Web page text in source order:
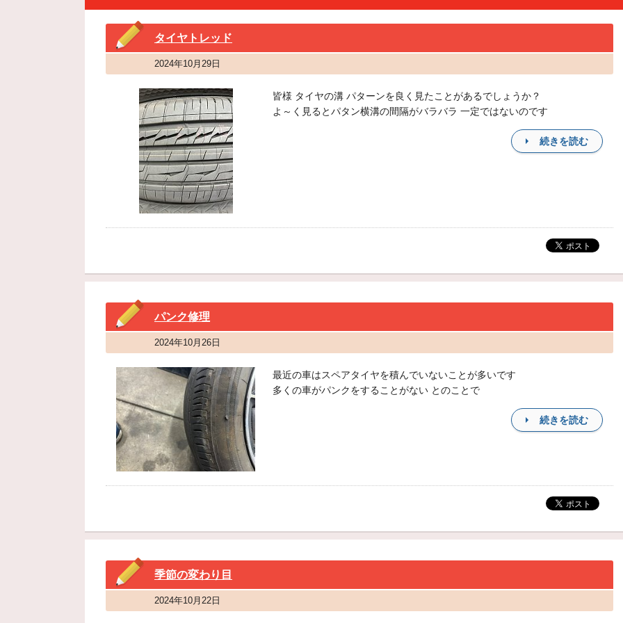
タイヤトレッド
2024年10月29日
皆様 タイヤの溝 パターンを良く見たことがあるでしょうか？
よ～く見るとパタン横溝の間隔がバラバラ 一定ではないのです
続きを読む
パンク修理
2024年10月26日
最近の車はスペアタイヤを積んでいないことが多いです
多くの車がパンクをすることがない とのことで
続きを読む
季節の変わり目
2024年10月22日